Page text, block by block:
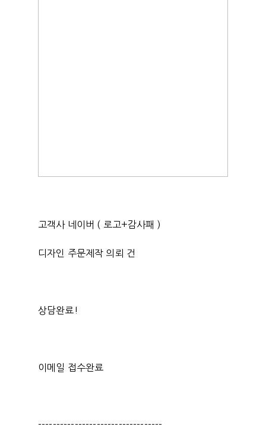
고객사 네이버 ( 로고+감사패 )
디자인 주문제작 의뢰 건
상담완료!
이메일 접수완료
----------------------------------